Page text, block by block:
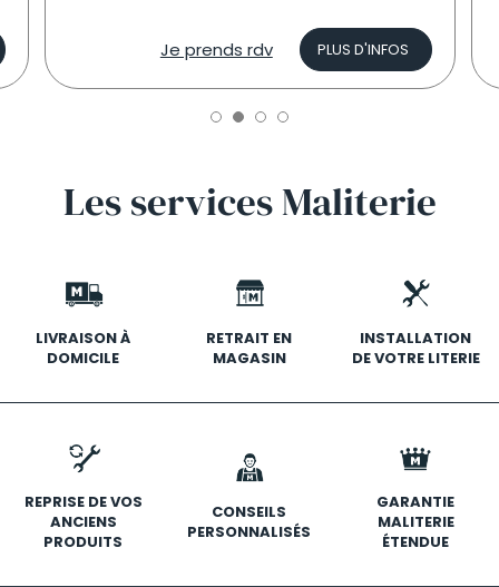
Je prends rdv PLUS D'INFOS
LesservicesMaliterie
LIVRAISON À
DOMICILE
RETRAIT EN
MAGASIN
INSTALLATION
DE VOTRE LITERIE
REPRISE DE VOS
ANCIENS
PRODUITS
CONSEILS
PERSONNALISÉS
GARANTIE
MALITERIE
ÉTENDUE